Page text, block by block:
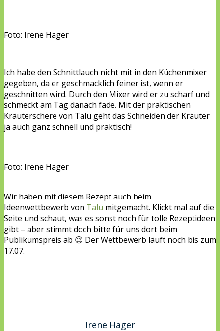
Foto: Irene Hager
Ich habe den Schnittlauch nicht mit in den Küchenmixer
gegeben, da er geschmacklich feiner ist, wenn er
geschnitten wird. Durch den Mixer wird er zu scharf und
schmeckt am Tag danach fade. Mit der praktischen
Kräuterschere von Talu geht das Schneiden der Kräuter
ja auch ganz schnell und praktisch!
Foto: Irene Hager
Wir haben mit diesem Rezept auch beim
Ideenwettbewerb von Talu mitgemacht. Klickt mal auf die
Seite und schaut, was es sonst noch für tolle Rezeptideen
gibt – aber stimmt doch bitte für uns dort beim
Publikumspreis ab 😉 Der Wettbewerb läuft noch bis zum
17.07.
Irene Hager